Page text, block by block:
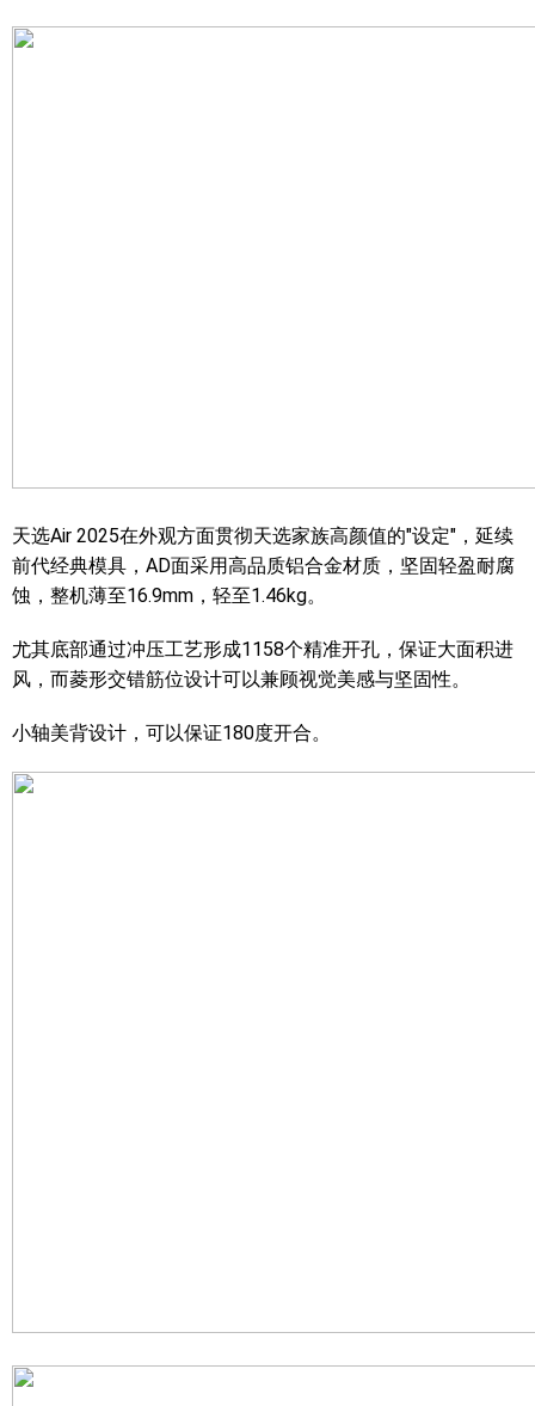
天选Air 2025在外观方面贯彻天选家族高颜值的"设定"，延续
前代经典模具，AD面采用高品质铝合金材质，坚固轻盈耐腐
蚀，整机薄至16.9mm，轻至1.46kg。
尤其底部通过冲压工艺形成1158个精准开孔，保证大面积进
风，而菱形交错筋位设计可以兼顾视觉美感与坚固性。
小轴美背设计，可以保证180度开合。